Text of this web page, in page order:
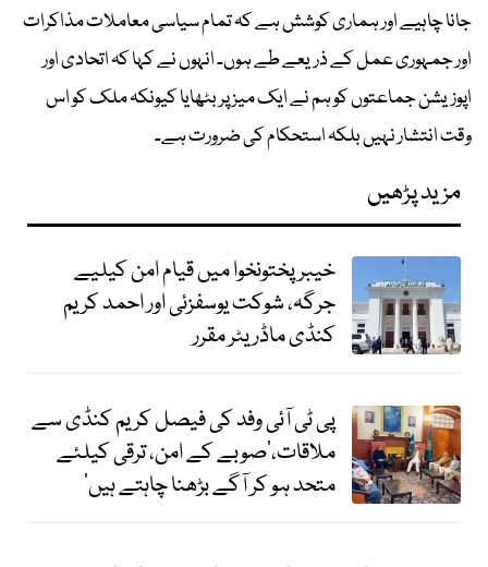
جانا چاہیے اور ہماری کوشش ہے کہ تمام سیاسی معاملات مذاکرات
اور جمہوری عمل کے ذریعے طے ہوں۔ انہوں نے کہا کہ اتحادی اور
اپوزیشن جماعتوں کو ہم نے ایک میز پر بٹھایا کیونکہ ملک کو اس
وقت انتشار نہیں بلکہ استحکام کی ضرورت ہے۔
مزید پڑھیں
خیبر پختونخوا میں قیام امن کیلیے
جرگہ، شوکت یوسفزئی اور احمد کریم
کنڈی ماڈریٹر مقرر
پی ٹی آئی وفد کی فیصل کریم کنڈی سے
ملاقات،‘صوبے کے امن، ترقی کیلئے
متحد ہو کر آگے بڑھنا چاہتے ہیں’